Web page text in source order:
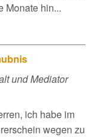
Monate hin...
und Mediator
ich habe im
wegen zu